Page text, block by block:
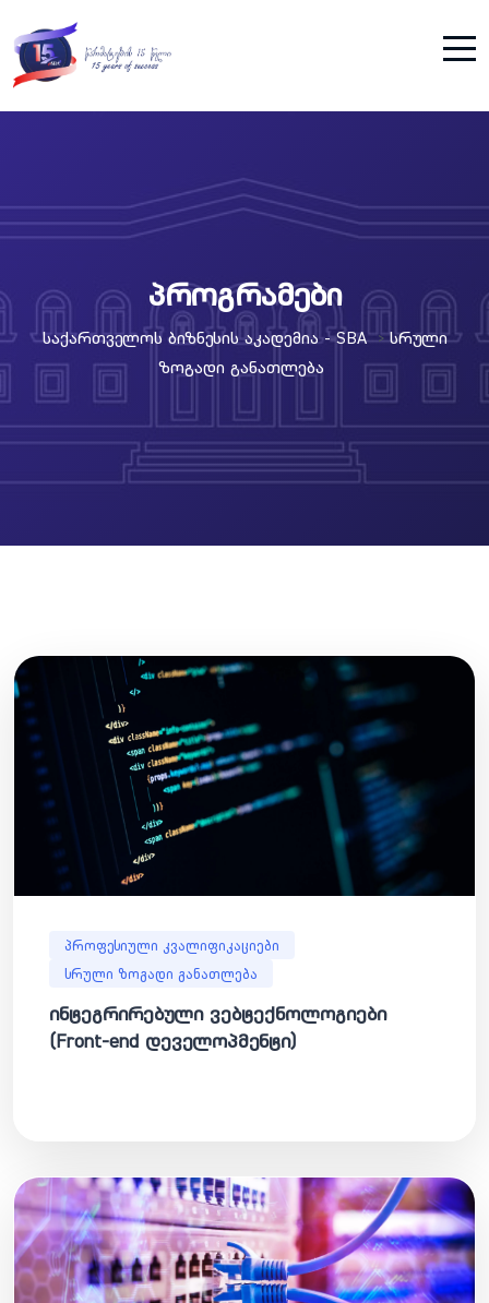
პროგრამები
Საქართველოს Ბიზნესის Აკადემია - SBA >Სრული
Ზოგადი Განათლება
პროფესიული კვალიფიკაციები
სრული ზოგადი განათლება
ინტეგრირებული ვებტექნოლოგიები
(Front-end დეველოპმენტი)